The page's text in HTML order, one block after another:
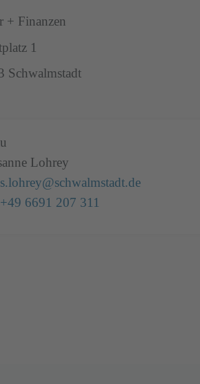
+ Finanzen
1
Schwalmstadt
Lohrey
Email:
s.lohrey@schwalmstadt.de
Telefon:
+49 6691 207 311